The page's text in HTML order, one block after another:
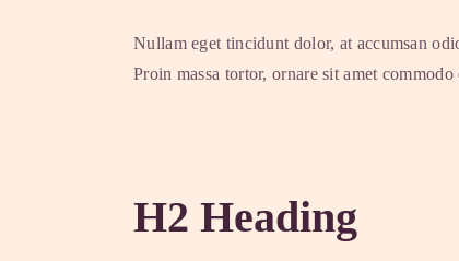
Nullam eget tincidunt dolor, at accumsan
Proin massa tortor, ornare sit amet
H2 Heading